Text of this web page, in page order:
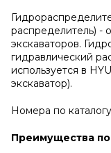
распределитель) -
экскаваторов.
гидравлический
используется в
экскаватор).
Номера по
Преимущества